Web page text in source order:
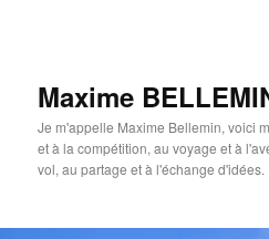
Maxime
Je m'appelle Maxime Bellemin, voici
et à la compétition, au voyage et à
vol, au partage et à l'échange d'idées.